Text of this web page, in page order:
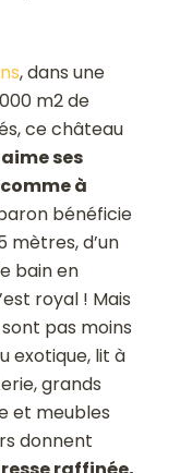
, dans une
m2 de
ce château
ses
à
bénéficie
mètres, d’un
bain en
royal ! Mais
pas moins
exotique, lit à
grands
et meubles
donnent